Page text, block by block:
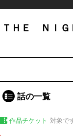
ＨＥ ＮＩＧ
話の一覧
作品チケット 対象で